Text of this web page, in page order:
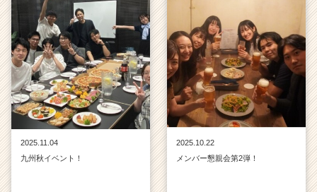
2025.11.04
九州秋イベント！
2025.10.22
メンバー懇親会第2弾！